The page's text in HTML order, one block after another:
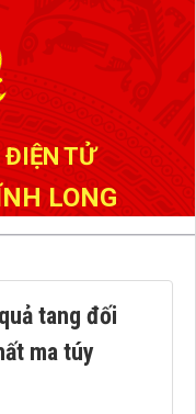
ĐIỆN TỬ
LONG
tang đối
ma túy